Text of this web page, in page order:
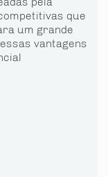
que
um grande
vantagens